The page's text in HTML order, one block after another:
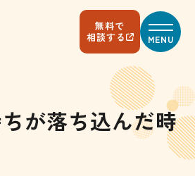
無料で
相談する
MENU
が落ち込んだ時